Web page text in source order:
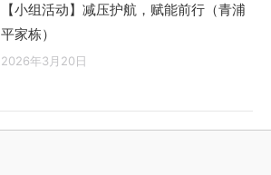
【小组活动】减压护航，赋能前行（青浦
平家栋）
2026年3月20日